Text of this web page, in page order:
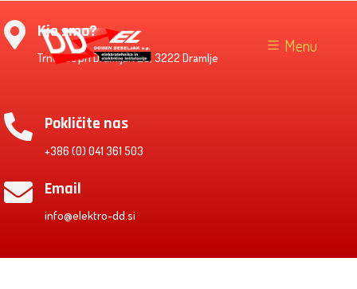
Menu
Kje smo?
Trnovec pri Dramljah 28, 3222 Dramlje
Pokličite nas
+386 (0) 041 361 503
Email
info@elektro-dd.si